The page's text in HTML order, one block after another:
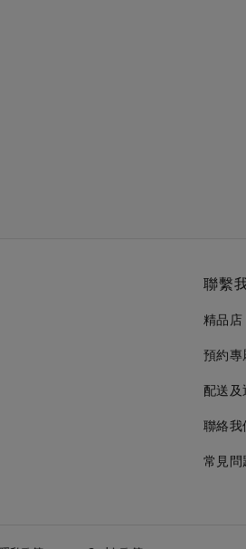
聯繫
精品店
預約專
配送及
聯絡我
常見問